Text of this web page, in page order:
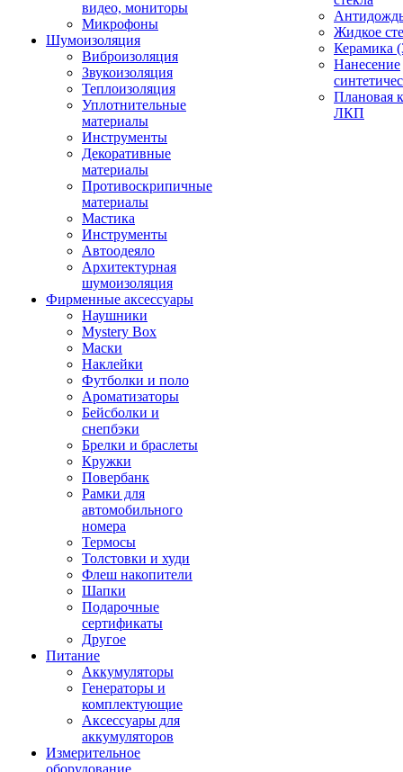
видео, мониторы
Микрофоны
Шумоизоляция
Виброизоляция
Звукоизоляция
Теплоизоляция
Уплотнительные
материалы
Инструменты
Декоративные
материалы
Противоскрипичные
материалы
Мастика
Инструменты
Автоодеяло
Архитектурная
шумоизоляция
Фирменные аксессуары
Наушники
Mystery Box
Маски
Наклейки
Футболки и поло
Ароматизаторы
Бейсболки и
снепбэки
Брелки и браслеты
Кружки
Повербанк
Рамки для
автомобильного
номера
Термосы
Толстовки и худи
Флеш накопители
Шапки
Подарочные
сертификаты
Другое
Питание
Аккумуляторы
Генераторы и
комплектующие
Аксессуары для
аккумуляторов
Измерительное
оборудование
Жидкое
Керамика
Нанесение
Плановая
ЛКП